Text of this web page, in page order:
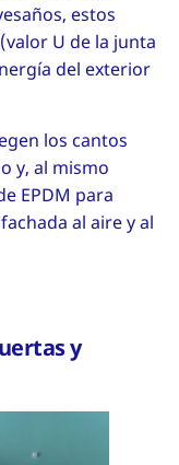
estos
U de la junta
del exterior
los cantos
y, al mismo
EPDM para
al aire y al
y